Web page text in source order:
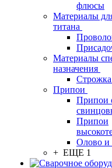
флюсы
Материалы
титана
Материалы
назначения
Строжка
Припои
Припои
Припои
Олово и
+ ЕЩЕ 1